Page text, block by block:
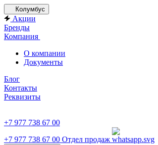
Колумбус
Акции
Бренды
Компания
О компании
Документы
Блог
Контакты
Реквизиты
+7 977 738 67 00
+7 977 738 67 00 Отдел продаж